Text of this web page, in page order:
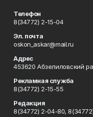
Телефон
8(34772) 2-15-04
Эл. почта
oskon_askar@mail.ru
Адрес
453620 Абзелиловский
Рекламная служба
8(34772) 2-15-55
Редакция
8(34772) 2-04-80,